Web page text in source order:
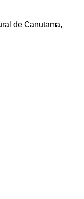
de Canutama,